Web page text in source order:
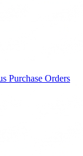
Purchase Orders